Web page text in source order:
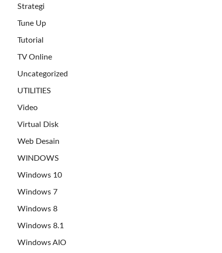
Strategi
Tune Up
Tutorial
TV Online
Uncategorized
UTILITIES
Video
Virtual Disk
Web Desain
WINDOWS
Windows 10
Windows 7
Windows 8
Windows 8.1
Windows AIO